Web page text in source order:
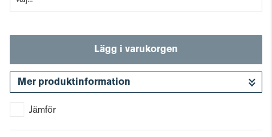
Lägg i varukorgen
Mer produktinformation
Jämför